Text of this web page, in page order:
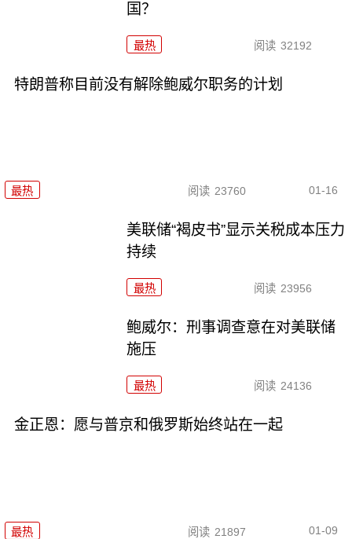
国？
最热 阅读 32192
特朗普称目前没有解除鲍威尔职务的计划
最热 阅读 23760 01-16
美联储“褐皮书”显示关税成本压力
持续
最热 阅读 23956
鲍威尔：刑事调查意在对美联储
施压
最热 阅读 24136
金正恩：愿与普京和俄罗斯始终站在一起
最热 阅读 21897 01-09